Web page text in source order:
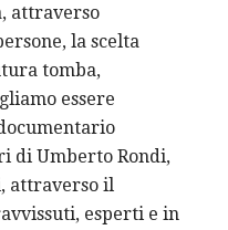
attraverso
la scelta
tomba,
essere
di Umberto Rondi,
attraverso il
esperti e in